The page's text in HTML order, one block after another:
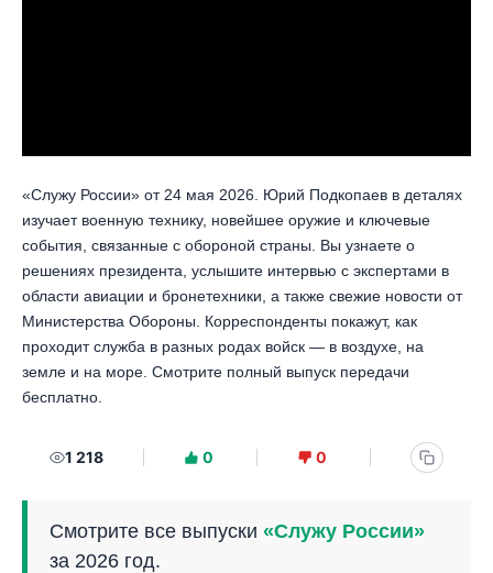
«Служу России» от 24 мая 2026. Юрий Подкопаев в деталях
изучает военную технику, новейшее оружие и ключевые
события, связанные с обороной страны. Вы узнаете о
решениях президента, услышите интервью с экспертами в
области авиации и бронетехники, а также свежие новости от
Министерства Обороны. Корреспонденты покажут, как
проходит служба в разных родах войск — в воздухе, на
земле и на море. Смотрите полный выпуск передачи
бесплатно.
1 218 0 0
Смотрите все выпуски «Служу России»
за 2026 год.